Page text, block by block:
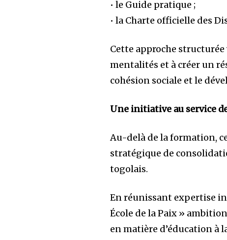
• le Guide pratique ;
• la Charte officielle des
Cette approche
mentalités et à créer un
cohésion sociale et le
Une initiative au service
Au-delà de la formation,
stratégique de
togolais.
En réunissant expertise
École de la Paix »
en matière d’éducation à